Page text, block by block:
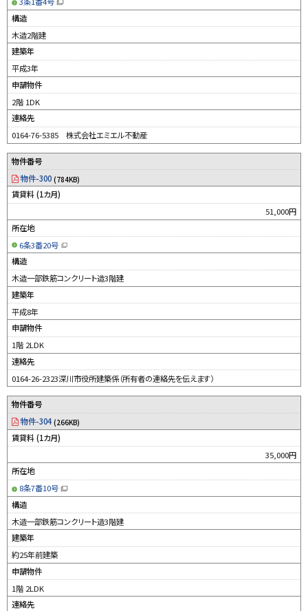
（
規
ン
ウ
開
ま
）
構造
木造2階建
建築年
平成3年
申請物件
2階 1DK
連絡先
0164-76-5385 株式会社エミエル不動産
物件番号
物件-300 (784KB)
賃貸料 (1カ月)
51,000円
所在地
6条3番20号
（
規
ウ
ィ
ン
ウ
開
ま
）
構造
木造一部鉄筋コンクリート造3階建
建築年
平成8年
申請物件
1階 2LDK
連絡先
0164-26-2323深川市役所建築係（所有者の連絡先を伝えます）
物件番号
物件-304 (266KB)
賃貸料 (1カ月)
35,000円
所在地
8条7番10号
（
規
ウ
ィ
ン
ウ
開
ま
）
構造
木造一部鉄筋コンクリート造3階建
建築年
約25年前建築
申請物件
1階 2LDK
連絡先